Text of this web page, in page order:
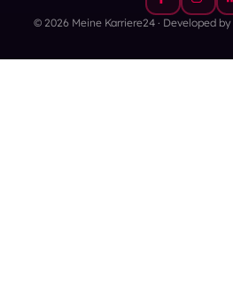
© 2026 Meine Karriere24 · Developed by